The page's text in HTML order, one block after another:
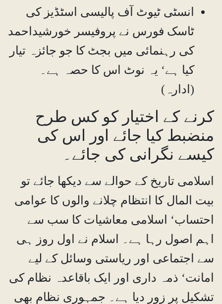
انسٹی ٹیوٹ آف پالیسی اسٹڈیز کی
ٹاسک فورس نے پروفیسر خورشیداحمد
کی رہنمائی میں بجٹ کا جو جائزہ تیار
کیا ہے‘ یہ نوٹ اس کا حصہ ہے۔
(ادارہ)
کرنے کے اختیار کو کس طرح
منضبط کیا جائے اور اس کی
کیسے نگرانی کی جائے۔
اسلامی تاریخ کے حوالے سے دیکھا جائے تو
بیت المال کا انتظام چلانے والوں کا عوامی
احتساب‘ اسلامی معاشیات کا سب سے
اہم اصول رہا ہے۔ اسلام نے اول روز ہی
سے اجتماعی اور ریاستی وسائل کے لیے
امانت‘ ذمہ داری اور ایک باقاعدہ نظام کی
تشکیل پر زور دیا ہے۔ جمہوری نظام بھی